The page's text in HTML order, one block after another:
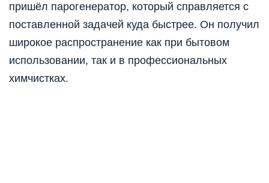
пришёл парогенератор, который справляется с
поставленной задачей куда быстрее. Он получил
широкое распространение как при бытовом
использовании, так и в профессиональных
химчистках.